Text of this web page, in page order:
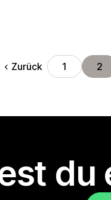
Zurück 1 2
du